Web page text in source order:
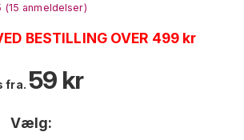
(15 anmeldelser)
BESTILLING OVER 499 kr
fra. 59 kr
Vælg: